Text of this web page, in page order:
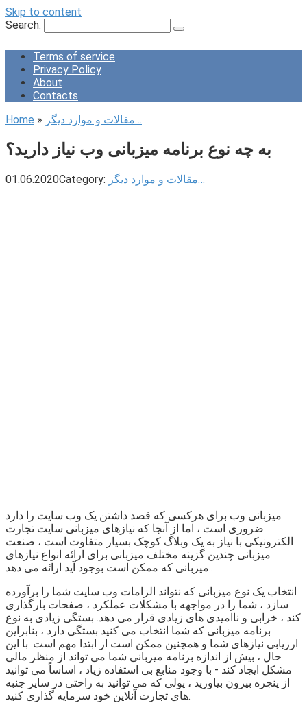
Skip to content
Search:
Terms of service
Privacy Policy
About
Contacts
Home » مقالات و موارد دیگر…
به چه نوع برنامه میزبانی وب نیاز دارید؟
01.06.2020Category: مقالات و موارد دیگر…
میزبانی وب برای هرکسی که قصد داشتن یک وب سایت را دارد
ضروری است ، اما از آنجا که نیازهای میزبانی سایت تجارت
الکترونیکی با نیاز به یک وبلاگ کوچک بسیار متفاوت است ، صنعت
میزبانی چندین گزینه مختلف میزبانی برای ارائه انواع نیازهای
میزبانی که ممکن است بوجود آید ارائه می دهد..
انتخاب یک نوع میزبانی که نتواند الزامات وب سایت شما را برآورده
سازد ، شما را در مواجهه با مشکلات عملکرد ، صفحات بارگذاری
کند ، خرابی و ناامیدی های زیادی قرار می دهد. بستگی زیادی به نوع
برنامه میزبانی که شما انتخاب می کنید بستگی دارد ، بنابراین
ارزیابی نیازهای شما و همچنین ممکن است از ابتدا مهم است. با این
حال ، بیش از اندازه برنامه میزبانی شما می تواند از منظر مالی
مشکل ایجاد کند - با وجود منابع بی استفاده زیاد ، اساساً می توانید
از پنجره بیرون بیاورید ، پولی که می توانید به راحتی در سایر جنبه
های تجارت آنلاین خود سرمایه گذاری کنید.